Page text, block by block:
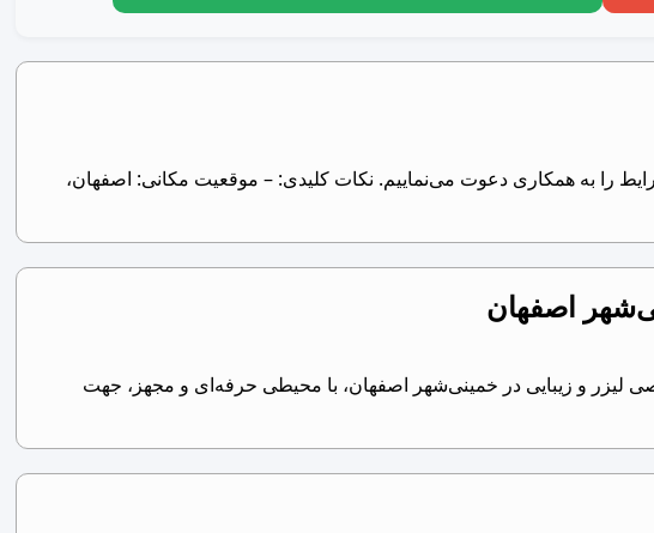
شرایط را به همکاری دعوت می‌نماییم. نکات کلیدی: – موقعیت مکانی: اصفهان،
اصفهان
و زیبایی در خمینی‌شهر اصفهان، با محیطی حرفه‌ای و مجهز، جهت